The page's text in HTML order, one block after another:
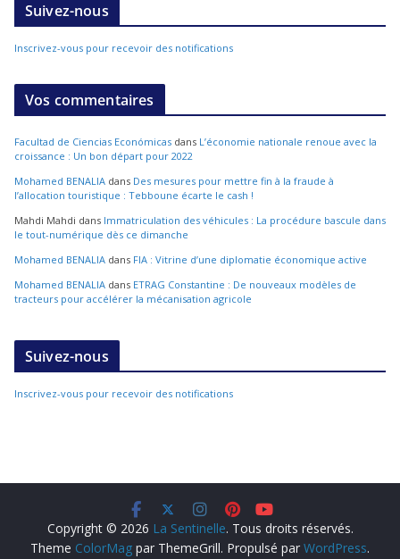
Suivez-nous
Inscrivez-vous pour recevoir des notifications
Vos commentaires
Facultad de Ciencias Económicas dans L’économie nationale renoue avec la
croissance : Un bon départ pour 2022
Mohamed BENALIA dans Des mesures pour mettre fin à la fraude à
l’allocation touristique : Tebboune écarte le cash !
Mahdi Mahdi dans Immatriculation des véhicules : La procédure bascule dans
le tout-numérique dès ce dimanche
Mohamed BENALIA dans FIA : Vitrine d’une diplomatie économique active
Mohamed BENALIA dans ETRAG Constantine : De nouveaux modèles de
tracteurs pour accélérer la mécanisation agricole
Suivez-nous
Inscrivez-vous pour recevoir des notifications
Copyright © 2026 La Sentinelle. Tous droits réservés.
Theme ColorMag par ThemeGrill. Propulsé par WordPress.